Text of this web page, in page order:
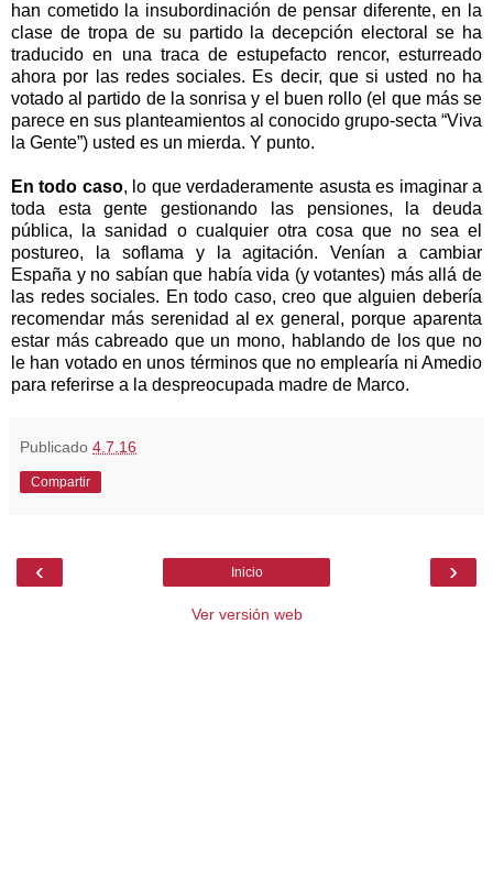
han cometido la insubordinación de pensar diferente, en la
clase de tropa de su partido la decepción electoral se ha
traducido en una traca de estupefacto rencor, esturreado
ahora por las redes sociales. Es decir, que si usted no ha
votado al partido de la sonrisa y el buen rollo (el que más se
parece en sus planteamientos al conocido grupo-secta “Viva
la Gente”) usted es un mierda. Y punto.
En todo caso, lo que verdaderamente asusta es imaginar a
toda esta gente gestionando las pensiones, la deuda
pública, la sanidad o cualquier otra cosa que no sea el
postureo, la soflama y la agitación. Venían a cambiar
España y no sabían que había vida (y votantes) más allá de
las redes sociales. En todo caso, creo que alguien debería
recomendar más serenidad al ex general, porque aparenta
estar más cabreado que un mono, hablando de los que no
le han votado en unos términos que no emplearía ni Amedio
para referirse a la despreocupada madre de Marco.
Publicado 4.7.16
Compartir
‹ ›
Inicio
Ver versión web